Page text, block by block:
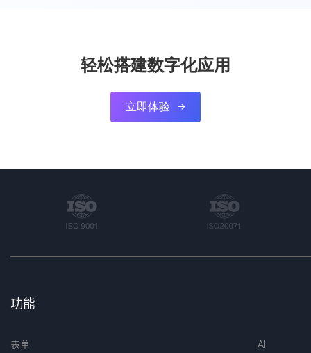
轻松搭建数字化应用
立即体验 
功能
表单
AI